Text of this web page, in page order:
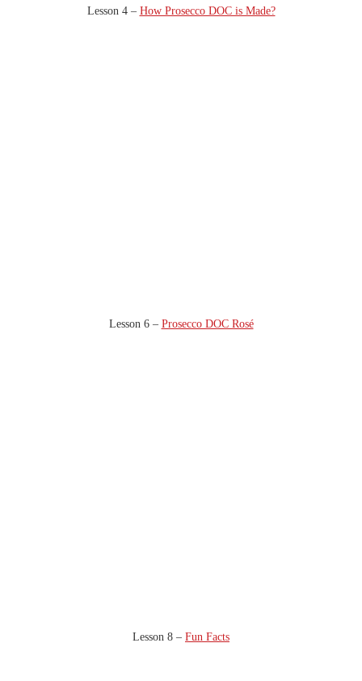
Lesson 4 – How Prosecco DOC is Made?
Lesson 6 – Prosecco DOC Rosé
Lesson 8 – Fun Facts